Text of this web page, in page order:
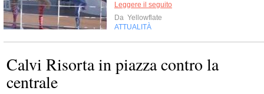
Leggere il seguito
Da Yellowflate
ATTUALITÀ
Calvi Risorta in piazza contro la
centrale